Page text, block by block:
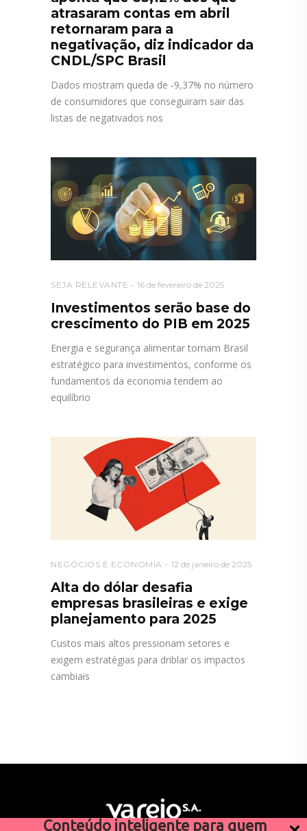
Conteúdo inteligente para quem
atrasaram contas em abril
retornaram para a
negativação, diz indicador da
CNDL/SPC Brasil
Dados mostram queda de ‐9,37% no número
de consumidores que conseguiram sair das
listas de negativados nos
SEJA RELEVANTE 16 de fevereiro de 2025
Investimentos serão base do
crescimento do PIB em 2025
Energia e segurança alimentar tornam Brasil
estratégico para investimentos, conforme os
fundamentos da economia tendem ao
equilíbrio
NEGÓCIOS E ECONOMIA 12 de janeiro de 2025
Alta do dólar desafia
empresas brasileiras e exige
planejamento para 2025
Custos mais altos pressionam setores e
exigem estratégias para driblar os impactos
cambiais